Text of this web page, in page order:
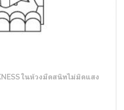
ในห้วงมืดสนิทไม่มิดแสง